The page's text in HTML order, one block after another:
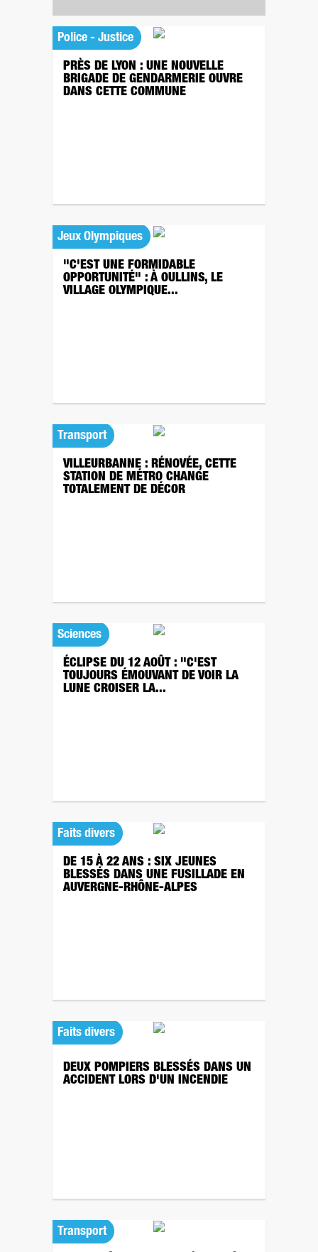
Police - Justice
PRÈS DE LYON : UNE NOUVELLE
BRIGADE DE GENDARMERIE OUVRE
DANS CETTE COMMUNE
Jeux Olympiques
"C'EST UNE FORMIDABLE
OPPORTUNITÉ" : À OULLINS, LE
VILLAGE OLYMPIQUE...
Transport
VILLEURBANNE : RÉNOVÉE, CETTE
STATION DE MÉTRO CHANGE
TOTALEMENT DE DÉCOR
Sciences
ÉCLIPSE DU 12 AOÛT : "C'EST
TOUJOURS ÉMOUVANT DE VOIR LA
LUNE CROISER LA...
Faits divers
DE 15 À 22 ANS : SIX JEUNES
BLESSÉS DANS UNE FUSILLADE EN
AUVERGNE-RHÔNE-ALPES
Faits divers
DEUX POMPIERS BLESSÉS DANS UN
ACCIDENT LORS D'UN INCENDIE
Transport